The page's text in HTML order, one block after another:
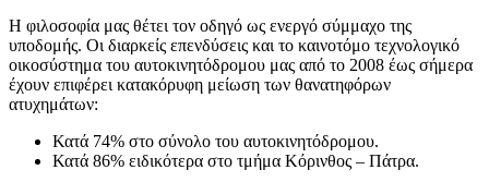
Η φιλοσοφία μας θέτει τον οδηγό ως ενεργό σύμμαχο της
υποδομής. Οι διαρκείς επενδύσεις και το καινοτόμο τεχνολογικό
οικοσύστημα του αυτοκινητόδρομου μας από το 2008 έως σήμερα
έχουν επιφέρει κατακόρυφη μείωση των θανατηφόρων
ατυχημάτων:
Κατά 74% στο σύνολο του αυτοκινητόδρομου.
Κατά 86% ειδικότερα στο τμήμα Κόρινθος – Πάτρα.